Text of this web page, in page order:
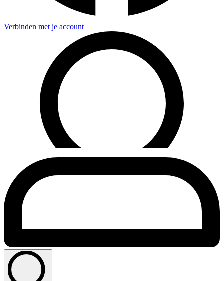
Verbinden met je account